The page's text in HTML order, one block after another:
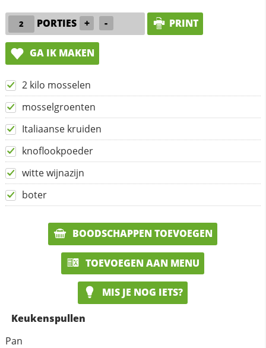
PORTIES + - PRINT
GA IK MAKEN
2 kilo mosselen
mosselgroenten
Italiaanse kruiden
knoflookpoeder
witte wijnazijn
boter
BOODSCHAPPEN TOEVOEGEN
TOEVOEGEN AAN MENU
MIS JE NOG IETS?
Keukenspullen
Pan